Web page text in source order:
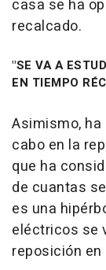
casa se ha
recalcado.
"SE VA A
EN TIEMPO
Asimismo,
cabo en la
que ha
de cuantas
es una
eléctricos se
reposición